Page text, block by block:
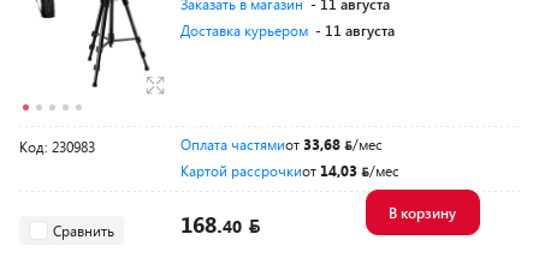
Доставка курьером - 11 августа
Код: 230983 Оплата частямиот33,68
/мес
Картой рассрочкиот 14,03 /мес
Сравнить 168.40
В корзину